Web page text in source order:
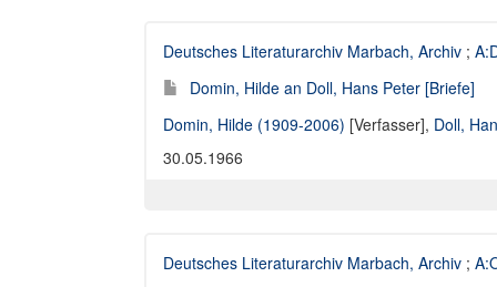
Deutsches Literaturarchiv Marbach, Archiv ;
Domin, Hilde an Doll, Hans Peter [Briefe]
Domin, Hilde (1909-2006) [Verfasser], Doll,
30.05.1966
Deutsches Literaturarchiv Marbach, Archiv ;